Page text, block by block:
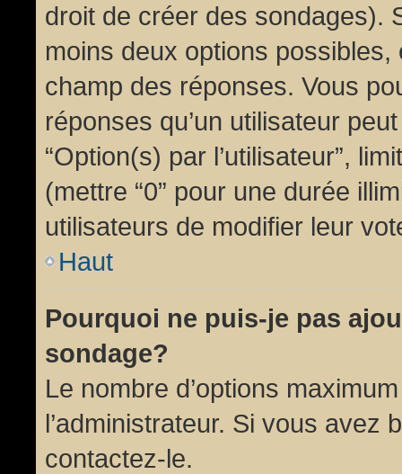
droit de créer des sondages).
moins deux options
champ des réponses. Vous
réponses qu’un utilisateur
“Option(s) par l’utilisateur”,
(mettre “0” pour une durée
utilisateurs de modifier leur
Haut
Pourquoi ne puis-je pas
sondage?
Le nombre d’options
l’administrateur. Si vous avez
contactez-le.